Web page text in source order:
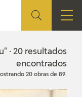
· 20 resultados
encontrados
20 obras de 89.